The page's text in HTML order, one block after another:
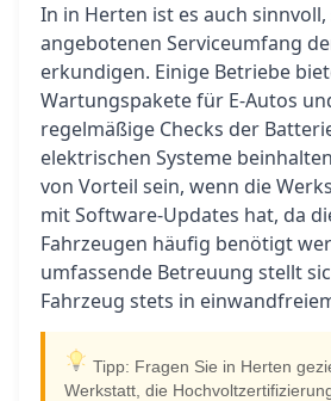
In in Herten ist es auch
angebotenen Serviceumfang
erkundigen. Einige Betriebe
Wartungspakete für E-Autos
regelmäßige Checks der
elektrischen Systeme
von Vorteil sein, wenn die
mit Software-Updates hat, da
Fahrzeugen häufig benötigt
umfassende Betreuung stellt
Fahrzeug stets in
Tipp: Fragen Sie in Herten
Werkstatt, die